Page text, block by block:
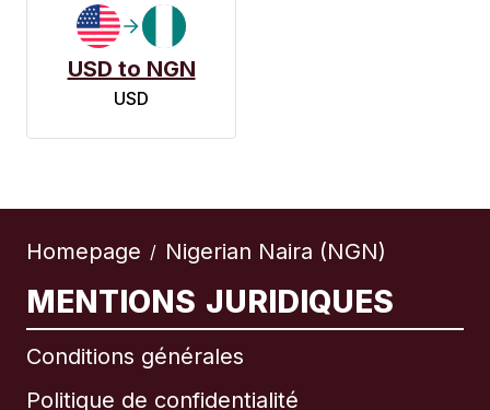
USD to NGN
USD
Homepage / Nigerian Naira (NGN)
MENTIONS JURIDIQUES
Conditions générales
Politique de confidentialité